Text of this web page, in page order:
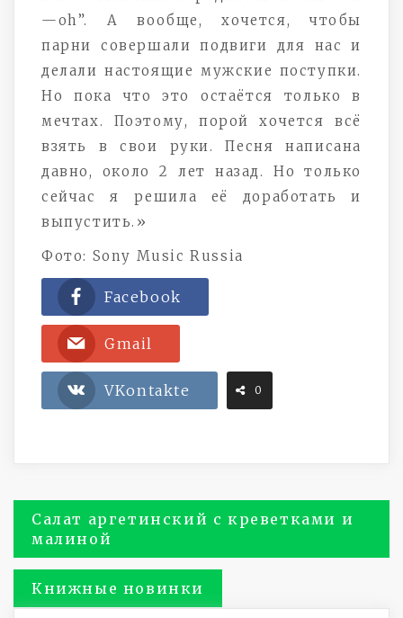
—oh”. А вообще, хочется, чтобы
парни совершали подвиги для нас и
делали настоящие мужские поступки.
Но пока что это остаётся только в
мечтах. Поэтому, порой хочется всё
взять в свои руки. Песня написана
давно, около 2 лет назад. Но только
сейчас я решила её доработать и
выпустить.»
Фото: Sony Music Russia
Facebook
Gmail
VKontakte 0
Навигация
по
записям
Салат аргетинский с креветками и
малиной
Книжные новинки